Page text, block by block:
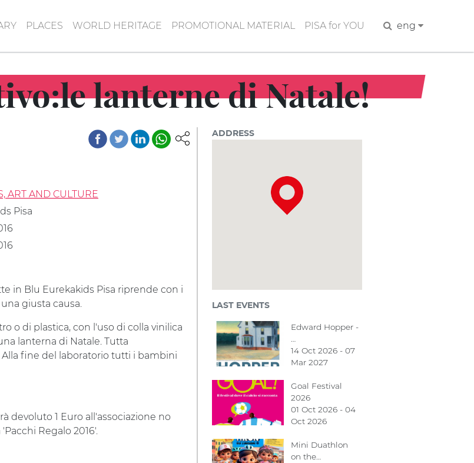
PLACES WORLD HERITAGE PROMOTIONAL MATERIAL PISA for YOU Searcheng
lanterne di Natale!
ART AND CULTURE
Pisa
in Blu Eurekakids Pisa riprende con i
giusta causa.
o di plastica, con l'uso di colla vinilica
lanterna di Natale. Tutta
fine del laboratorio tutti i bambini
devoluto 1 Euro all'associazione no
Regalo 2016'.
ADDRESS
LAST EVENTS
Edward Hopper -
14 Oct 2026 - 07
Mar 2027
Goal Festival
2026
01 Oct 2026 - 04
Oct 2026
Mini Duathlon
on the…